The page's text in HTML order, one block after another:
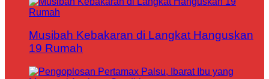
Musibah Kebakaran di Langkat Hanguskan
19 Rumah